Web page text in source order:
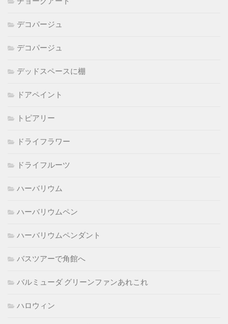
デコパージュ
デコパージュ
デッドスペースに棚
ドアペイント
トピアリー
ドライフラワー
ドライフルーツ
ハーバリウム
ハーバリウムペン
ハーバリウムペンダント
バスツアーで角館へ
バルミューダ グリーンファンあれこれ
ハロウィン